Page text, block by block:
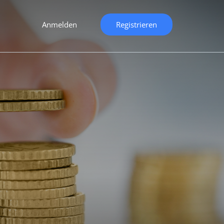
Anmelden Registrieren